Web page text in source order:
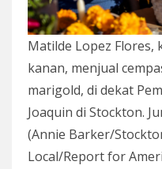
Matilde Lopez Flores,
kanan, menjual
marigold, di dekat
Joaquin di Stockton.
(Annie Barker/
Local/Report for